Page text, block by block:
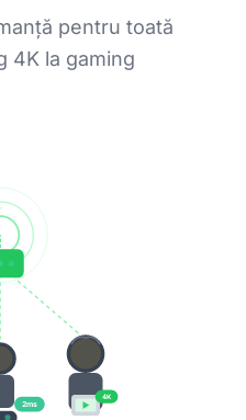
pentru toată
4K la gaming
2ms
4K